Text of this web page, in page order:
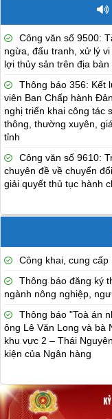
Công văn số 9500:
ngừa, đấu tranh, xử lý
lợi thủy sản trên địa
Thông báo 356: Kết
viên Ban Chấp hành
nghị triển khai công tác
thông, thường xuyên,
tỉnh
Công văn số 9610:
chuyên đề về chuyển
giải quyết thủ tục hành
Công khai, cung
Thông báo đăng ký
ngành nông nghiệp,
Thông báo "Toà án
ông Lê Văn Long và bà
khu vực 2 – Thái
kiện của Ngân hàng